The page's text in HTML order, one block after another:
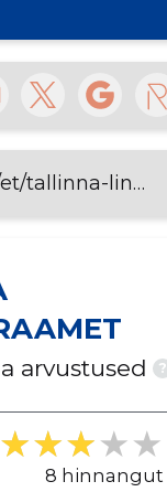
tallinn.ee/et/tallinna-linnavaraamet
arvustused ?
8 hinnangut